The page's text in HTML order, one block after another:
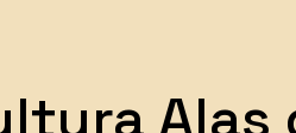
Alas